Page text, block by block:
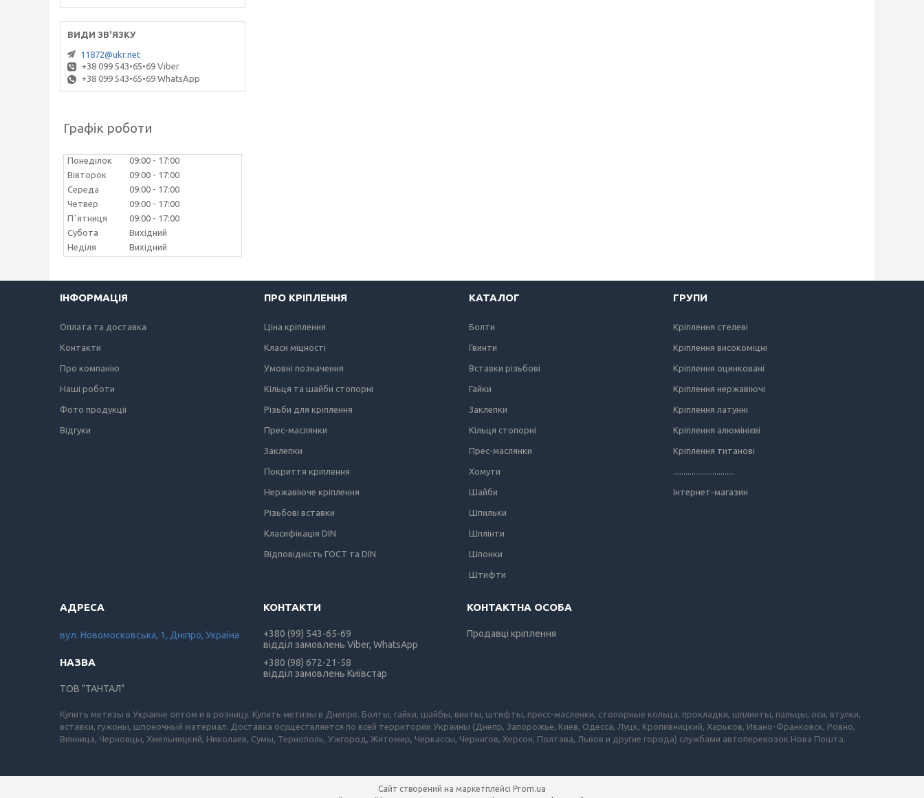
11872@ukr.net
+38 099 543•65•69 Viber
+38 099 543•65•69 WhatsApp
Графік роботи
Понеділок 09:00
17:00
Вівторок
09:00
17:00
Середа
09:00
17:00
Четвер
09:00
17:00
Пʼятниця
09:00
17:00
Субота
Вихідний
Неділя
Вихідний
ІНФОРМАЦІЯ
Оплата та доставка
Контакти
Про компанію
Наші роботи
Фото продукції
Відгуки
ПРО КРІПЛЕННЯ
Ціна кріплення
Класи міцності
Умовні позначення
Кільця та шайби стопорні
Різьби для кріплення
Прес-маслянки
Заклепки
Покриття кріплення
Нержавіюче кріплення
Різьбові вставки
Класифікація DIN
Відповідність ГОСТ та DIN
КАТАЛОГ
Болти
Гвинти
Вставки різьбові
Гайки
Заклепки
Кільця стопорні
Прес-маслянки
Хомути
Шайби
Шпильки
Шплінти
Шпонки
Штифти
ГРУПИ
Кріплення стелеві
Кріплення високоміцні
Кріплення оцинковані
Кріплення нержавіючі
Кріплення латунні
Кріплення алюмінієві
Кріплення титанові
..............................
Інтернет-магазин
вул. Новомосковська, 1, Дніпро, Україна
ТОВ "ТАНТАЛ"
+380 (99) 543-65-69
відділ замовлень Viber, WhatsApp
+380 (98) 672-21-58
відділ замовлень Київстар
Продавці кріплення
Купить метизы в Украине оптом и в розницу. Купить метизы в Днепре. Болты, гайки, шайбы, винты, штифты, пресс-маслёнки, стопорные кольца, прокладки, шплинты, пальцы, оси, втулки,
вставки, гужоны, шпоночный материал. Доставка осуществляется по всей территории Украины (Днепр, Запорожье, Киев, Одесса, Луцк, Кропивницкий, Харьков, Ивано-Франковск, Ровно,
Винница, Черновцы, Хмельницкий, Николаев, Сумы, Тернополь, Ужгород, Житомир, Черкассы, Чернигов, Херсон, Полтава, Львов и другие города) службами автоперевозок Нова Пошта.
Сайт створений на маркетплейсі Prom.ua